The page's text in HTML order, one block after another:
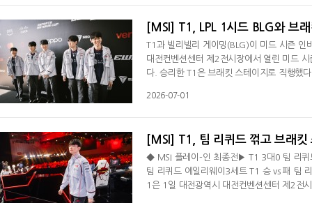
[MSI] T1, LPL 1시드 BLG와 브
T1과 빌리빌리 게이밍(BLG)이 미드 시즌 인
대전컨벤션센터 제2전시장에서 열린 미드
다. 승리한 T1은 브래킷 스테이지로 직행했
LCK 1시드인 한화생명e스포츠는 LCP 대표
2026-07-01
[MSI] T1, 팀 리퀴드 꺾고 브래킷
◆ MSI 플레이-인 최종전▶ T1 3대0 팀 리퀴
팀 리퀴드 에일리웨이3세트 T1 승 vs 패 팀
1은 1일 대전광역시 대전컨벤션센터 제2전